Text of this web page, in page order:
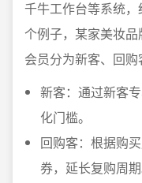
千牛工作台等系统
个例子，某家美妆
会员分为新客、回购
新客：通过新客
化门槛。
回购客：根据购
券，延长复购周期